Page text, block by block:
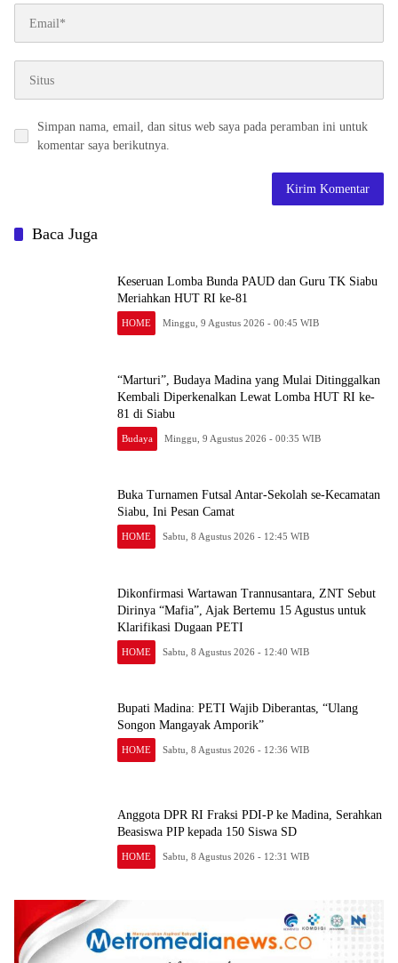
Simpan nama, email, dan situs web saya pada peramban ini untuk
komentar saya berikutnya.
Baca Juga
Keseruan Lomba Bunda PAUD dan Guru TK Siabu
Meriahkan HUT RI ke-81
HOME Minggu, 9 Agustus 2026 - 00:45 WIB
“Marturi”, Budaya Madina yang Mulai Ditinggalkan
Kembali Diperkenalkan Lewat Lomba HUT RI ke-
81 di Siabu
Budaya Minggu, 9 Agustus 2026 - 00:35 WIB
Buka Turnamen Futsal Antar-Sekolah se-Kecamatan
Siabu, Ini Pesan Camat
HOME Sabtu, 8 Agustus 2026 - 12:45 WIB
Dikonfirmasi Wartawan Trannusantara, ZNT Sebut
Dirinya “Mafia”, Ajak Bertemu 15 Agustus untuk
Klarifikasi Dugaan PETI
HOME Sabtu, 8 Agustus 2026 - 12:40 WIB
Bupati Madina: PETI Wajib Diberantas, “Ulang
Songon Mangayak Amporik”
HOME Sabtu, 8 Agustus 2026 - 12:36 WIB
Anggota DPR RI Fraksi PDI-P ke Madina, Serahkan
Beasiswa PIP kepada 150 Siswa SD
HOME Sabtu, 8 Agustus 2026 - 12:31 WIB